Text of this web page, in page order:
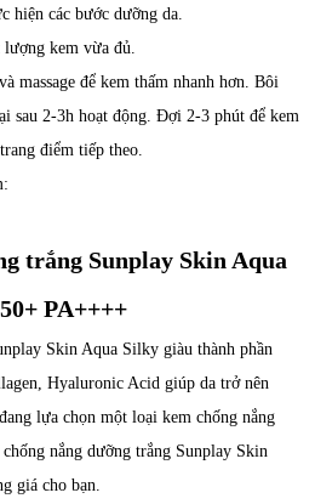
hiện các bước dưỡng da.
kem vừa đủ.
massage để kem thấm nhanh hơn. Bôi
sau 2-3h hoạt động. Đợi 2-3 phút để kem
điểm tiếp theo.
trắng Sunplay Skin Aqua
PA++++
Skin Aqua Silky giàu thành phần
Hyaluronic Acid giúp da trở nên
lựa chọn một loại kem chống nắng
nắng dưỡng trắng Sunplay Skin
giá cho bạn.